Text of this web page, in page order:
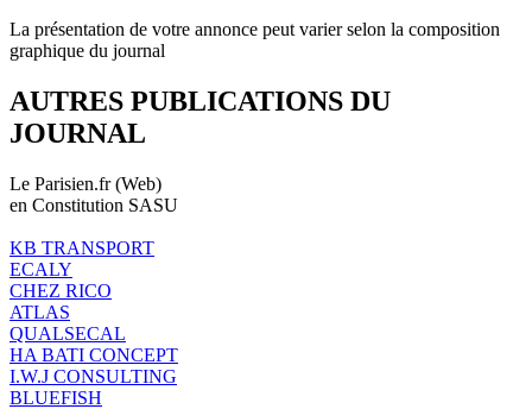
La présentation de votre annonce peut varier selon la composition
graphique du journal
AUTRES PUBLICATIONS DU
JOURNAL
Le Parisien.fr (Web)
en Constitution SASU
KB TRANSPORT
ECALY
CHEZ RICO
ATLAS
QUALSECAL
HA BATI CONCEPT
I.W.J CONSULTING
BLUEFISH